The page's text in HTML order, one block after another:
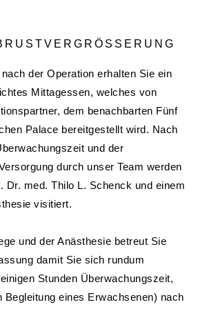
der Operation erhalten Sie ein
Mittagessen, welches von
dem benachbarten Fünf
Palace bereitgestellt wird. Nach
und der
durch unser Team werden
Dr. med. Thilo L. Schenck und einem
visitiert.
und der Anästhesie betreut Sie
damit Sie sich rundum
Stunden Überwachungszeit,
Begleitung eines Erwachsenen) nach